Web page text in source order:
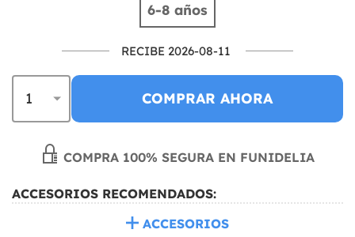
6-8 años
RECIBE 2026-08-11
COMPRAR AHORA
COMPRA 100% SEGURA EN FUNIDELIA
ACCESORIOS RECOMENDADOS:
ACCESORIOS